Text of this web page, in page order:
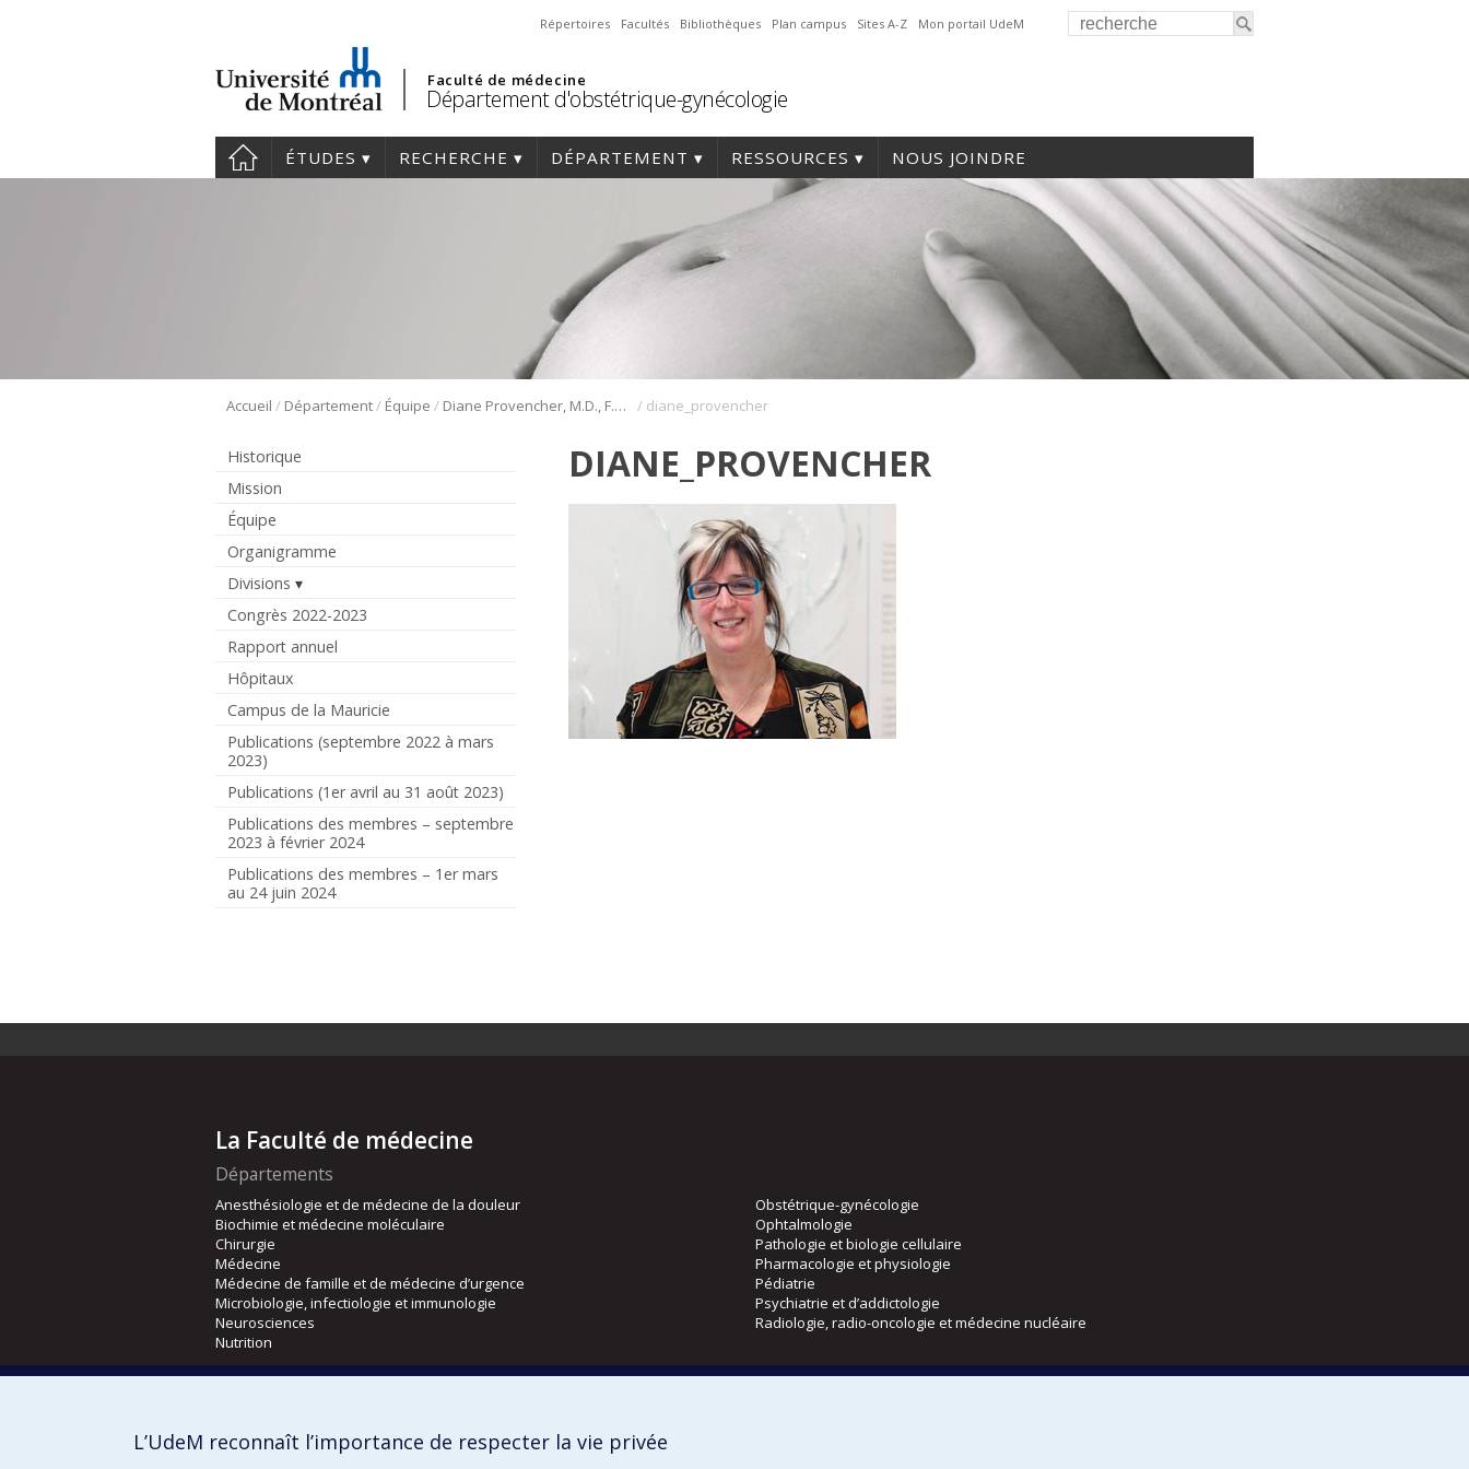
Répertoires Facultés Bibliothèques Plan campus Sites A-Z Mon portail UdeM
Faculté de médecine
Département d'obstétrique-gynécologie
ÉTUDES RECHERCHE DÉPARTEMENT RESSOURCES NOUS JOINDRE
Accueil / Département/ Équipe / Diane Provencher, M.D., F.R.C.S.C. / diane_provencher
Historique
Mission
Équipe
Organigramme
Divisions
Congrès 2022-2023
Rapport annuel
Hôpitaux
Campus de la Mauricie
Publications (septembre 2022 à mars
2023)
Publications (1er avril au 31 août 2023)
Publications des membres – septembre
2023 à février 2024
Publications des membres – 1er mars
au 24 juin 2024
DIANE_PROVENCHER
La Faculté de médecine
Départements
Anesthésiologie et de médecine de la douleur
Biochimie et médecine moléculaire
Chirurgie
Médecine
Médecine de famille et de médecine d’urgence
Microbiologie, infectiologie et immunologie
Neurosciences
Nutrition
Obstétrique-gynécologie
Ophtalmologie
Pathologie et biologie cellulaire
Pharmacologie et physiologie
Pédiatrie
Psychiatrie et d’addictologie
Radiologie, radio-oncologie et médecine nucléaire
Orthophonie et audiologie
L’UdeM reconnaît l’importance de respecter la vie privée